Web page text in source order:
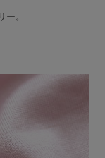
。